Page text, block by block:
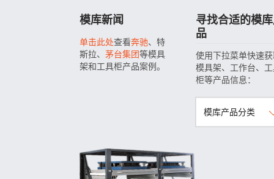
模库新闻
单击此处查看奔驰、特
斯拉、 茅台集团等模具
架和工具柜产品案例。
寻找合适的模
品
使用下拉菜单快速
模具架、工作台、
柜等产品信息：
模库产品分类